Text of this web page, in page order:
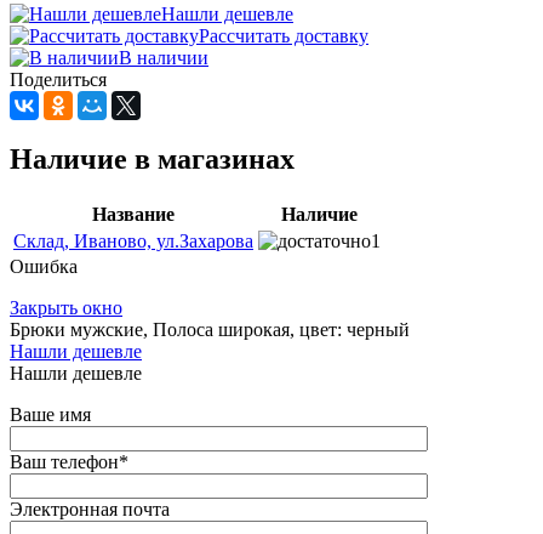
Нашли дешевле
Рассчитать доставку
В наличии
Поделиться
Наличие в магазинах
Название
Наличие
Склад, Иваново, ул.Захарова
1
Ошибка
Закрыть окно
Брюки мужские, Полоса широкая, цвет: черный
Нашли дешевле
Нашли дешевле
Ваше имя
Ваш телефон*
Электронная почта